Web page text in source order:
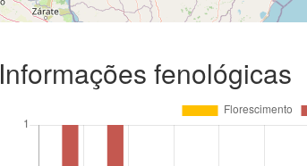
Informações fenológicas